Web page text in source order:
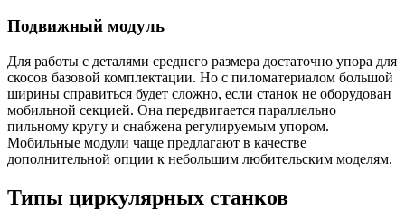
Подвижный модуль
Для работы с деталями среднего размера достаточно упора для
скосов базовой комплектации. Но с пиломатериалом большой
ширины справиться будет сложно, если станок не оборудован
мобильной секцией. Она передвигается параллельно
пильному кругу и снабжена регулируемым упором.
Мобильные модули чаще предлагают в качестве
дополнительной опции к небольшим любительским моделям.
Типы циркулярных станков